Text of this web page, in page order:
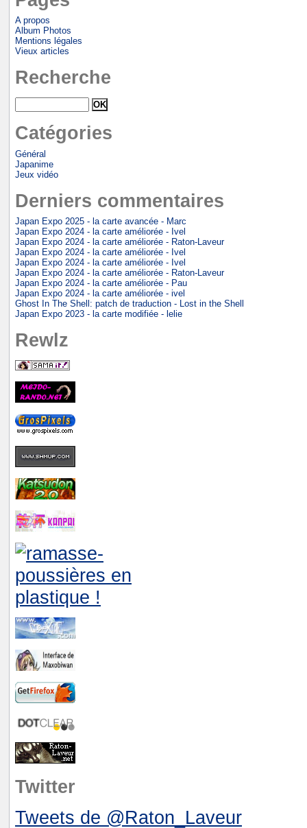
A propos
Album Photos
Mentions légales
Vieux articles
Recherche
Catégories
Général
Japanime
Jeux vidéo
Derniers commentaires
Japan Expo 2025 - la carte avancée - Marc
Japan Expo 2024 - la carte améliorée - Ivel
Japan Expo 2024 - la carte améliorée - Raton-Laveur
Japan Expo 2024 - la carte améliorée - Ivel
Japan Expo 2024 - la carte améliorée - Ivel
Japan Expo 2024 - la carte améliorée - Raton-Laveur
Japan Expo 2024 - la carte améliorée - Pau
Japan Expo 2024 - la carte améliorée - ivel
Ghost In The Shell: patch de traduction - Lost in the Shell
Japan Expo 2023 - la carte modifiée - lelie
Rewlz
Twitter
Tweets de @Raton_Laveur